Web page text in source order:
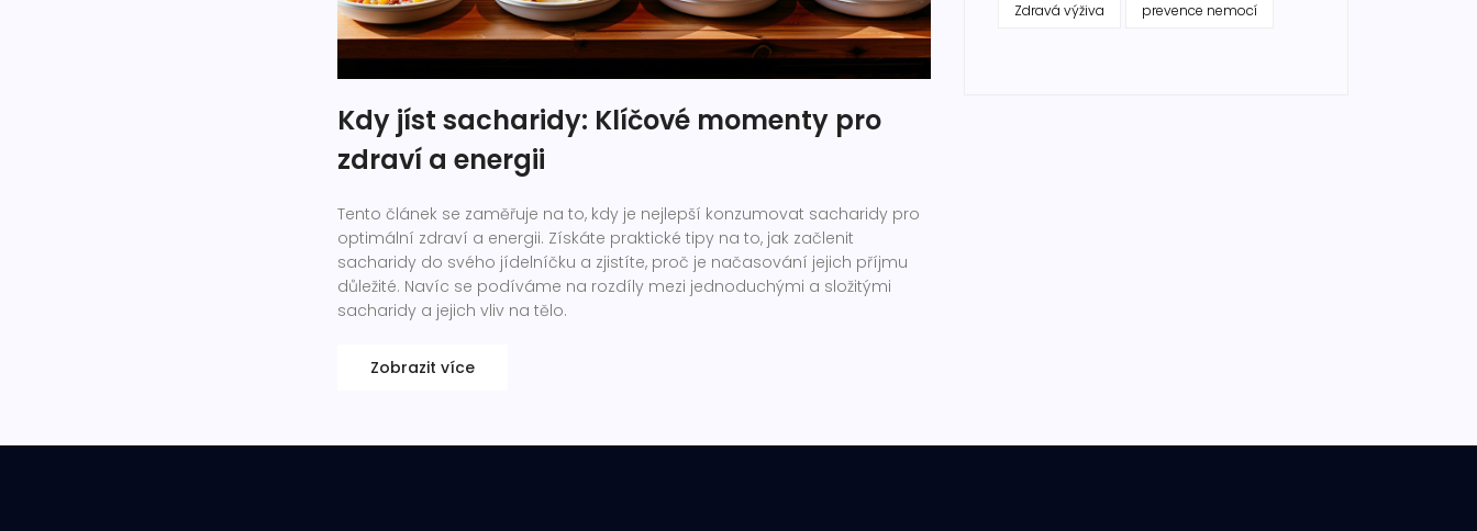
Kdy jíst sacharidy: Klíčové momenty pro
zdraví a energii
Tento článek se zaměřuje na to, kdy je nejlepší konzumovat sacharidy pro
optimální zdraví a energii. Získáte praktické tipy na to, jak začlenit
sacharidy do svého jídelníčku a zjistíte, proč je načasování jejich příjmu
důležité. Navíc se podíváme na rozdíly mezi jednoduchými a složitými
sacharidy a jejich vliv na tělo.
Zobrazit více
Zdravá výživa prevence nemocí